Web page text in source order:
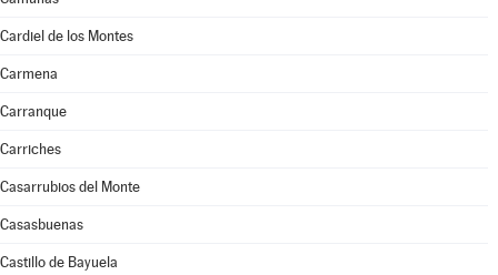
Cardiel de los Montes
Carmena
Carranque
Carriches
Casarrubios del Monte
Casasbuenas
Castillo de Bayuela